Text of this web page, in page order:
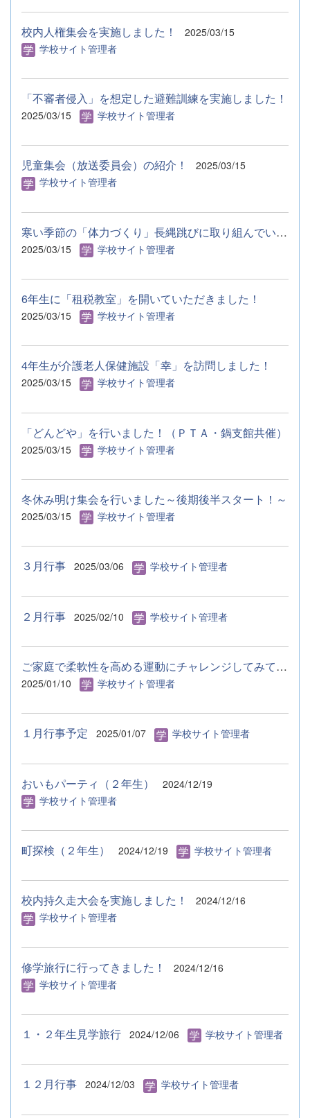
校内人権集会を実施しました！
2025/03/15
学校サイト管理者
「不審者侵入」を想定した避難訓練を実施しました！
2025/03/15 学校サイト管理者
児童集会（放送委員会）の紹介！
2025/03/15
学校サイト管理者
寒い季節の「体力づくり」長縄跳びに取り組んでいます！
2025/03/15 学校サイト管理者
6年生に「租税教室」を開いていただきました！
2025/03/15 学校サイト管理者
4年生が介護老人保健施設「幸」を訪問しました！
2025/03/15 学校サイト管理者
「どんどや」を行いました！（ＰＴＡ・鍋支館共催）
2025/03/15 学校サイト管理者
冬休み明け集会を行いました～後期後半スタート！～
2025/03/15 学校サイト管理者
３月行事 2025/03/06 学校サイト管理者
２月行事 2025/02/10 学校サイト管理者
ご家庭で柔軟性を高める運動にチャレンジしてみてください。
2025/01/10 学校サイト管理者
１月行事予定 2025/01/07 学校サイト管理者
おいもパーティ（２年生）
2024/12/19
学校サイト管理者
町探検（２年生） 2024/12/19 学校サイト管理者
校内持久走大会を実施しました！
2024/12/16
学校サイト管理者
修学旅行に行ってきました！
2024/12/16
学校サイト管理者
１・２年生見学旅行 2024/12/06 学校サイト管理者
１２月行事 2024/12/03 学校サイト管理者